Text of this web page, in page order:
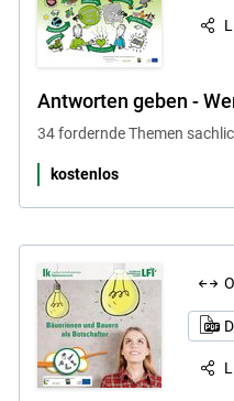
Antworten geben -
34 fordernde Themen
kostenlos